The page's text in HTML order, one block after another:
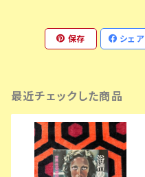
保存 シェア
最近チェックした商品